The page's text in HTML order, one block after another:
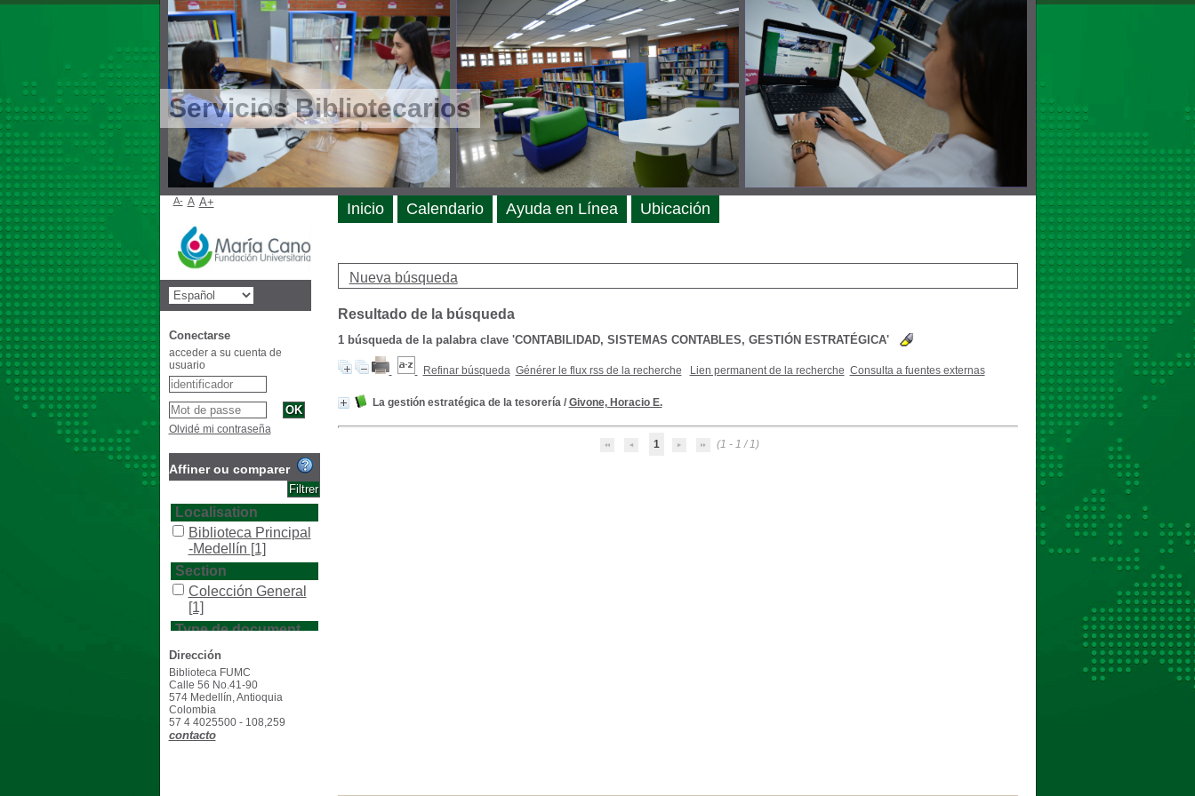
Servicios Bibliotecarios
Nueva búsqueda
Resultado de la búsqueda
1búsqueda de la palabra clave 'CONTABILIDAD, SISTEMAS CONTABLES, GESTIÓN ESTRATÉGICA'
Refinar búsqueda Générer le flux rss de la recherche Lien permanent de la recherche Consulta a fuentes externas
La gestión estratégica de la tesorería/ Givone, Horacio E.
1 (1 - 1 / 1)
Inicio Calendario Ayuda en Línea Ubicación
A- A A+
Conectarse
acceder a su cuenta de
usuario
Olvidé mi contraseña
Affiner ou comparer
Localisation
Biblioteca Principal
-Medellín [1]
Section
Colección General
[1]
Type de document
texto impreso
Dirección
Biblioteca FUMC
Calle 56 No.41-90
574 Medellín, Antioquia
Colombia
57 4 4025500 - 108,259
contacto